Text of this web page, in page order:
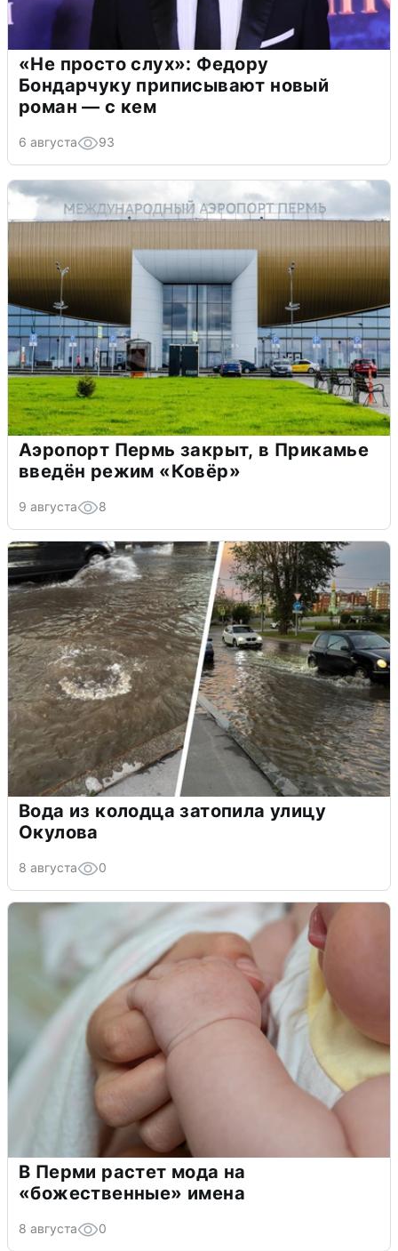
«Не просто слух»: Федору
Бондарчуку приписывают новый
роман — с кем
6 августа 93
Аэропорт Пермь закрыт, в Прикамье
введён режим «Ковёр»
9 августа 8
Вода из колодца затопила улицу
Окулова
8 августа 0
В Перми растет мода на
«божественные» имена
8 августа 0